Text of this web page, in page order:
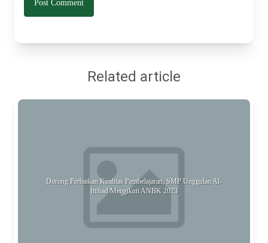
Related article
Dorong Perbaikan Kualitas Pembelajaran, SMP Unggulan Al-
Ittihad Mengikuti ANBK 2023